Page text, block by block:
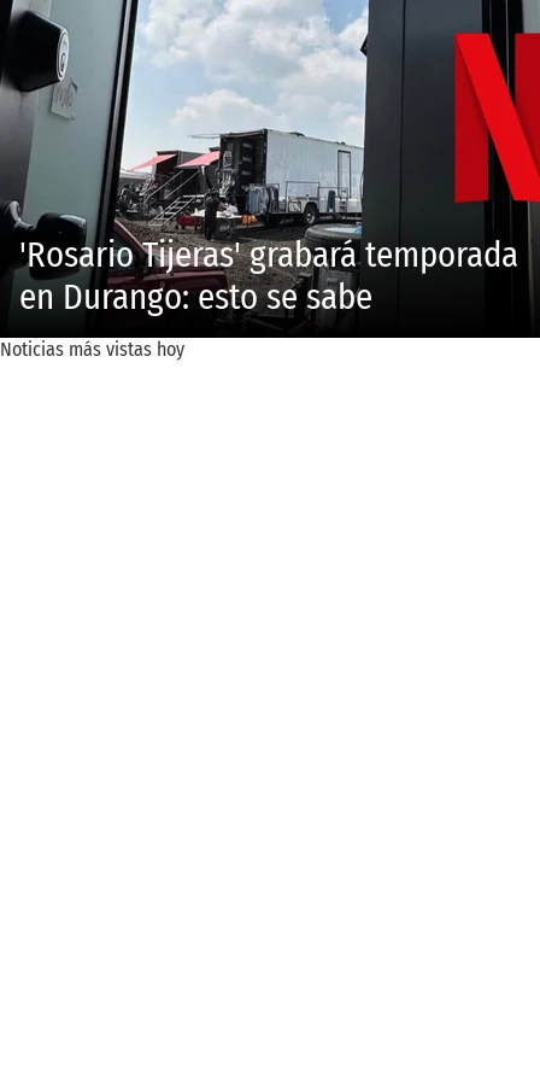
'Rosario Tijeras' grabará temporada
en Durango: esto se sabe
Noticias más vistas hoy